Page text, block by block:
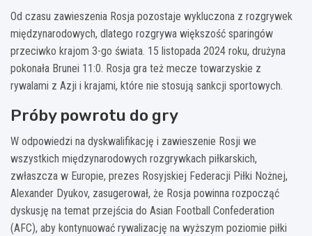
Od czasu zawieszenia Rosja pozostaje wykluczona z rozgrywek
międzynarodowych, dlatego rozgrywa większość sparingów
przeciwko krajom 3-go świata. 15 listopada 2024 roku, drużyna
pokonała Brunei 11:0. Rosja gra też mecze towarzyskie z
rywalami z Azji i krajami, które nie stosują sankcji sportowych.
Próby powrotu do gry
W odpowiedzi na dyskwalifikację i zawieszenie Rosji we
wszystkich międzynarodowych rozgrywkach piłkarskich,
zwłaszcza w Europie, prezes Rosyjskiej Federacji Piłki Nożnej,
Alexander Dyukov, zasugerował, że Rosja powinna rozpocząć
dyskusję na temat przejścia do Asian Football Confederation
(AFC), aby kontynuować rywalizację na wyższym poziomie piłki